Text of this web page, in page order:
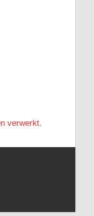
verwerkt.